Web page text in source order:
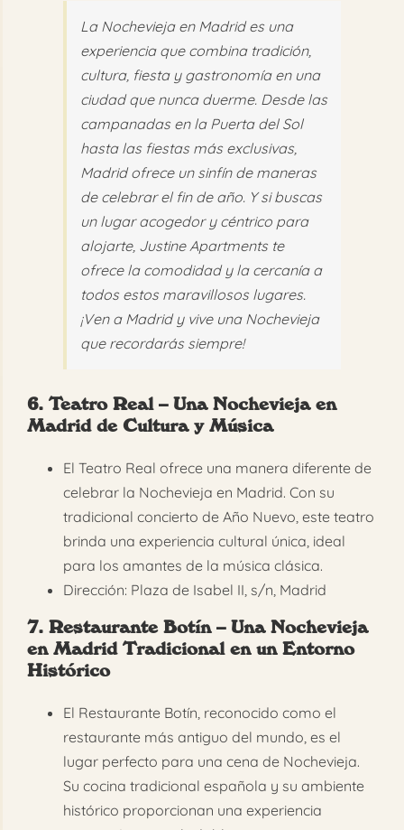
La Nochevieja en Madrid es una
experiencia que combina tradición,
cultura, fiesta y gastronomía en una
ciudad que nunca duerme. Desde las
campanadas en la Puerta del Sol
hasta las fiestas más exclusivas,
Madrid ofrece un sinfín de maneras
de celebrar el fin de año. Y si buscas
un lugar acogedor y céntrico para
alojarte, Justine Apartments te
ofrece la comodidad y la cercanía a
todos estos maravillosos lugares.
¡Ven a Madrid y vive una Nochevieja
que recordarás siempre!
6. Teatro Real – Una Nochevieja en
Madrid de Cultura y Música
El Teatro Real ofrece una manera diferente de
celebrar la Nochevieja en Madrid. Con su
tradicional concierto de Año Nuevo, este teatro
brinda una experiencia cultural única, ideal
para los amantes de la música clásica.
Dirección: Plaza de Isabel II, s/n, Madrid
7. Restaurante Botín – Una Nochevieja
en Madrid Tradicional en un Entorno
Histórico
El Restaurante Botín, reconocido como el
restaurante más antiguo del mundo, es el
lugar perfecto para una cena de Nochevieja.
Su cocina tradicional española y su ambiente
histórico proporcionan una experiencia